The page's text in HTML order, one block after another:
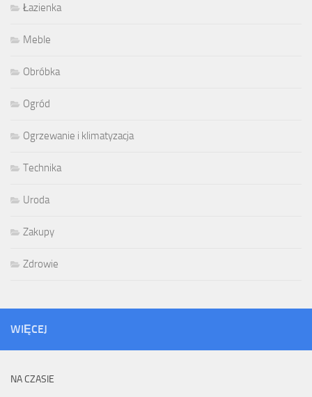
Łazienka
Meble
Obróbka
Ogród
Ogrzewanie i klimatyzacja
Technika
Uroda
Zakupy
Zdrowie
WIĘCEJ
NA CZASIE